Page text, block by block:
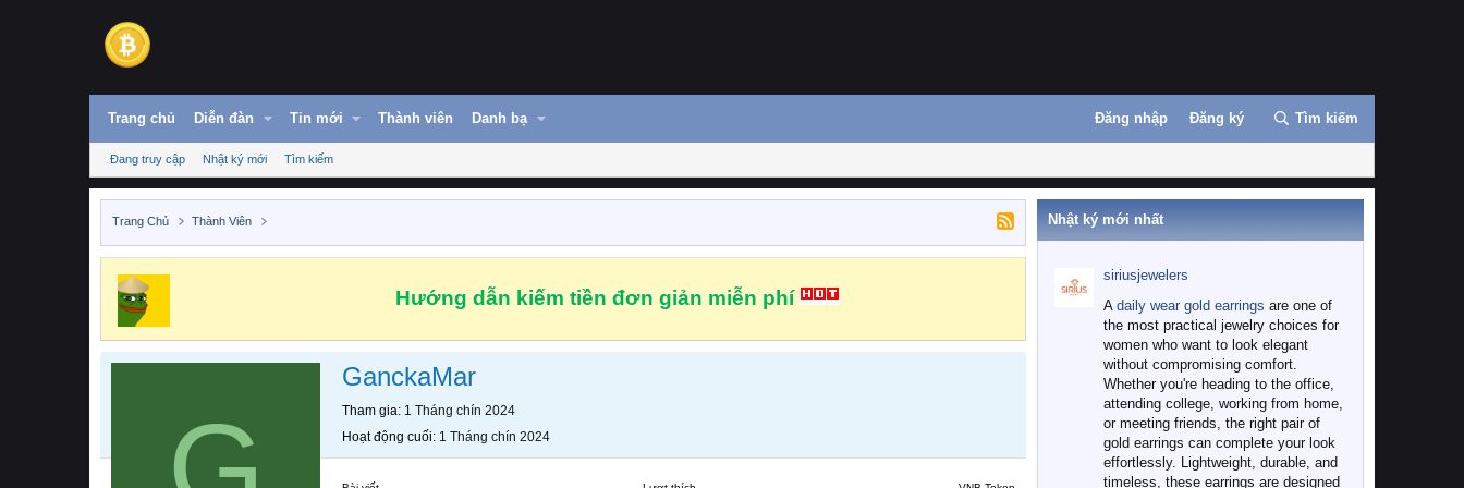
Trang chủ Diễn đàn Tin mới Thành viên Danh bạ Đăng nhập Đăng ký Tìm kiếm
Đang truy cập Nhật ký mới Tìm kiếm
Trang Chủ Thành Viên
Hướng dẫn kiếm tiền đơn giản miễn phí
GanckaMar
Tham gia 1 Tháng chín 2024
Hoạt động cuối 1 Tháng chín 2024
Nhật ký mới nhất
siriusjewelers
A daily wear gold earrings are one of
the most practical jewelry choices for
women who want to look elegant
without compromising comfort.
Whether you're heading to the office,
attending college, working from home,
or meeting friends, the right pair of
gold earrings can complete your look
effortlessly. Lightweight, durable, and
timeless, these earrings are designed